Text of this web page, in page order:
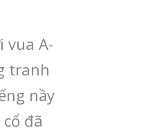
vua A-
tranh
nầy
đã